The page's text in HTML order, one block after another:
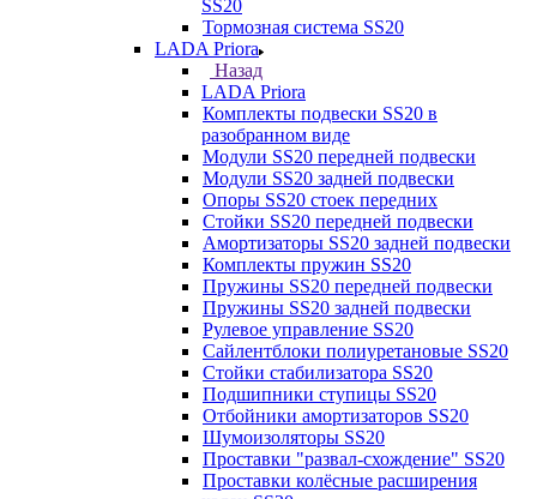
SS20
Тормозная система SS20
LADA Priora
Назад
LADA Priora
Комплекты подвески SS20 в
разобранном виде
Модули SS20 передней подвески
Модули SS20 задней подвески
Опоры SS20 стоек передних
Стойки SS20 передней подвески
Амортизаторы SS20 задней подвески
Комплекты пружин SS20
Пружины SS20 передней подвески
Пружины SS20 задней подвески
Рулевое управление SS20
Сайлентблоки полиуретановые SS20
Стойки стабилизатора SS20
Подшипники ступицы SS20
Отбойники амортизаторов SS20
Шумоизоляторы SS20
Проставки "развал-схождение" SS20
Проставки колёсные расширения